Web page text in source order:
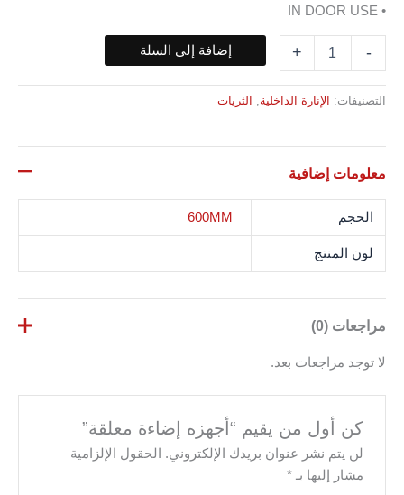
• IN DOOR USE
-
+ إضافة إلى السلة
التصنيفات: الإنارة الداخلية, الثريات
معلومات إضافية
الحجم 600MM
لون المنتج
مراجعات (0)
لا توجد مراجعات بعد.
كن أول من يقيم “أجهزه إضاءة معلقة”
لن يتم نشر عنوان بريدك الإلكتروني.
الحقول الإلزامية
مشار إليها بـ*